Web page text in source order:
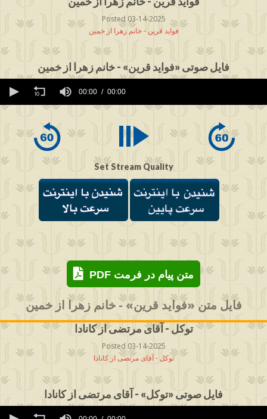
Posted 03-14-2025
فواید قرین - خانم زهرا از خمین
فایل صوتی «فواید قرین» - خانم زهرا از خمین
seconds
0
00:00 00:00
Set Stream Quality
PDF متن پیام در فرمت
فایل متن «فواید قرین» - خانم زهرا از خمین
توکل - آقای مرتضی از کانادا
Posted 03-14-2025
توکل - آقای مرتضی از کانادا
فایل صوتی «توکل» - آقای مرتضی از کانادا